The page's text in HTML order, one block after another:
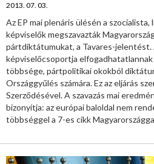
2013. 07. 03.
Az EP mai plenáris ülésén a
képviselők megszavazták
pártdiktátumukat, a Tavares-jelentést.
képviselőcsoportja elfogadhatatlannak
többsége, pártpolitikai okokból
Országgyűlés számára. Ez az eljárás
Szerződésével. A szavazás mai
bizonyítja: az európai baloldal nem
többséggel a 7-es cikk